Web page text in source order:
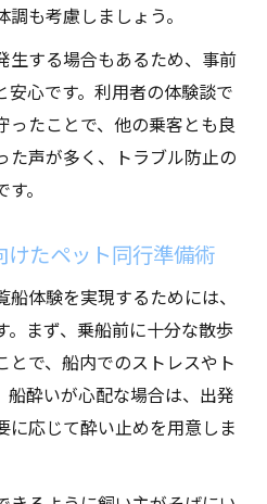
むペット同伴遊覧船体験
ズ旅行が人気の理由を紹
とペット体験を両立する
も考慮しましょう。
生する場合もあるため、事前
安心です。利用者の体験談で
ったことで、他の乗客とも良
た声が多く、トラブル防止の
。
たペット同行準備術
体験を実現するためには、
。まず、乗船前に十分な散歩
で、船内でのストレスやト
船酔いが心配な場合は、出発
に応じて酔い止めを用意しま